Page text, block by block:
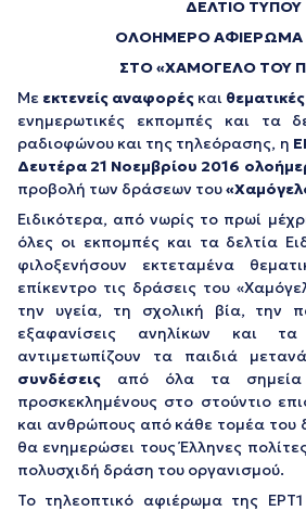
ΔΕΛΤΙΟ ΤΥΠΟΥ
ΟΛΟΗΜΕΡΟ ΑΦΙΕΡΩΜΑ
ΣΤΟ «ΧΑΜΟΓΕΛΟ ΤΟΥ
Με εκτενείς αναφορές και
ενημερωτικές εκπομπές και τα
ραδιοφώνου και της τηλεόρασης, η
Δευτέρα 21 Νοεμβρίου 2016
προβολή των δράσεων του
Ειδικότερα, από νωρίς το πρωί
όλες οι εκπομπές και τα δελτία
φιλοξενήσουν εκτεταμένα
επίκεντρο τις δράσεις του
την υγεία, τη σχολική βία, την
εξαφανίσεις ανηλίκων και
αντιμετωπίζουν τα παιδιά
συνδέσεις από όλα τα σημεία
προσκεκλημένους στο στούντιο
και ανθρώπους από κάθε τομέα του
θα ενημερώσει τους Έλληνες
πολυσχιδή δράση του οργανισμού.
Το τηλεοπτικό αφιέρωμα της